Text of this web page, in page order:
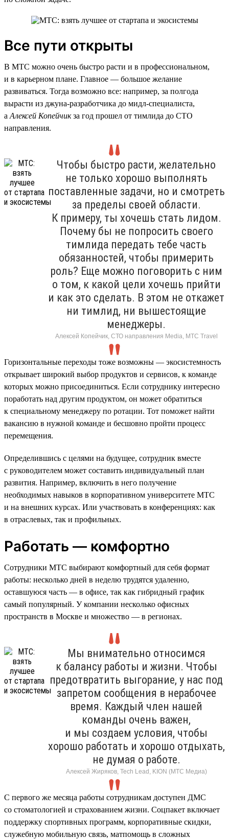
Все пути открыты
В МТС можно очень быстро расти и в профессиональном,
и в карьерном плане. Главное — большое желание
развиваться. Тогда возможно все: например, за полгода
вырасти из джуна-разработчика до мидл-специалиста,
а Алексей Копейчикза год прошел от тимлида до CTO
направления.
Чтобы быстро расти, желательно
не только хорошо выполнять
поставленные задачи, но и смотреть
за пределы своей области.
К примеру, ты хочешь стать лидом.
Почему бы не попросить своего
тимлида передать тебе часть
обязанностей, чтобы примерить
роль? Еще можно поговорить с ним
о том, к какой цели хочешь прийти
и как это сделать. В этом не откажет
ни тимлид, ни вышестоящие
менеджеры.
Алексей Копейчик, СТО направления Media, МТС Travel
Горизонтальные переходы тоже возможны — экосистемность
открывает широкий выбор продуктов и сервисов, к команде
которых можно присоединиться. Если сотруднику интересно
поработать над другим продуктом, он может обратиться
к специальному менеджеру по ротации. Тот поможет найти
вакансию в нужной команде и бесшовно пройти процесс
перемещения.
Определившись с целями на будущее, сотрудник вместе
с руководителем может составить индивидуальный план
развития. Например, включить в него получение
необходимых навыков в корпоративном университете МТС
и на внешних курсах. Или участвовать в конференциях: как
в отраслевых, так и профильных.
Работать — комфортно
Сотрудники МТС выбирают комфортный для себя формат
работы: несколько дней в неделю трудятся удаленно,
оставшуюся часть — в офисе, так как гибридный график
самый популярный. У компании несколько офисных
пространств в Москве и множество — в регионах.
Мы внимательно относимся
к балансу работы и жизни. Чтобы
предотвратить выгорание, у нас под
запретом сообщения в нерабочее
время. Каждый член нашей
команды очень важен,
и мы создаем условия, чтобы
хорошо работать и хорошо отдыхать,
не думая о работе.
Алексей Жиряков, Tech Lead, KION (МТС Медиа)
С первого же месяца работы сотрудникам доступен ДМС
со стоматологией и страхованием жизни. Соцпакет включает
поддержку спортивных программ, корпоративные скидки,
служебную мобильную связь, матпомощь в сложных